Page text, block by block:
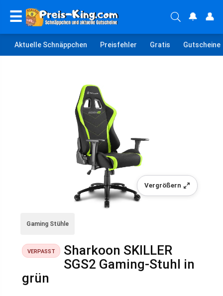
☰ 🔔 👤
Aktuelle Schnäppchen Preisfehler Gratis Gutscheine
Vergrößern
Gaming Stühle
VERPASST
Sharkoon SKILLER
SGS2 Gaming-Stuhl in
grün